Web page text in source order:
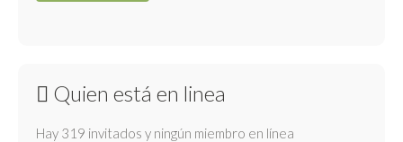
Quien está en linea
Hay 319 invitados y ningún miembro en línea